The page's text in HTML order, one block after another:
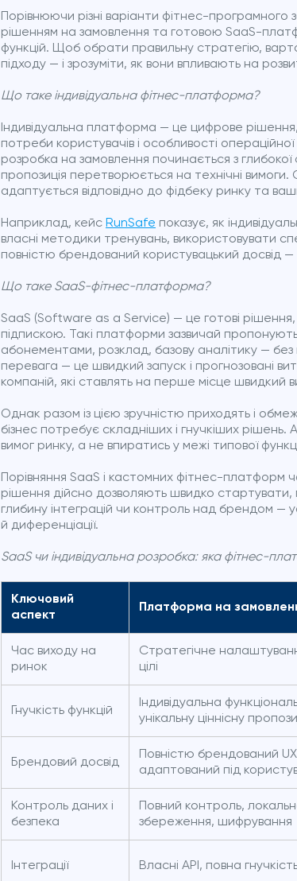
Порівнюючи різні варіанти фітнес-програмного
рішенням на замовлення та готовою SaaS-
функцій. Щоб обрати правильну стратегію,
підходу — і зрозуміти, як вони впливають на
Що таке індивідуальна фітнес-платформа?
Індивідуальна платформа — це цифрове
потреби користувачів і особливості
розробка на замовлення починається з
пропозиція перетворюється на технічні
адаптується відповідно до фідбеку ринку та
Наприклад, кейс RunSafe показує, як
власні методики тренувань, використовувати
повністю брендований користувацький досвід
Що таке SaaS-фітнес-платформа?
SaaS (Software as a Service) — це готові
підпискою. Такі платформи зазвичай пропонують
абонементами, розклад, базову аналітику —
перевага — це швидкий запуск і прогнозовані
компаній, які ставлять на перше місце швидкий
Однак разом із цією зручністю приходять і
бізнес потребує складніших і гнучкіших рішень.
вимог ринку, а не впиратись у межі типової
Порівняння SaaS і кастомних фітнес-
рішення дійсно дозволяють швидко
глибину інтеграцій чи контроль над брендом
й диференціації.
SaaS чи індивідуальна розробка: яка фітнес-
Ключовий
аспект
Платформа на
Час виходу на
ринок
Стратегічне
цілі
Гнучкість функцій
Індивідуальна
унікальну ціннісну
Брендовий досвід
Повністю брендований
адаптований під
Контроль даних і
безпека
Повний контроль,
збереження, шифрування
Інтеграції Власні API, повна